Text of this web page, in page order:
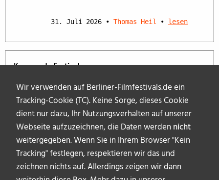
Wir verwenden auf Berliner-Filmfestivals.de ein
Tracking-Cookie (TC). Keine Sorge, dieses Cookie
dient nur dazu, Ihr Nutzungsverhalten auf unserer
Webseite aufzuzeichnen, die Daten werden nicht
weitergegeben. Wenn Sie in Ihrem Browser "Kein
Tracking" festlegen, respektieren wir das und
zeichnen nichts auf. Allerdings zeigen wir dann
31. Juli 2026 • Thomas Heil • lesen
Kommende Festivals